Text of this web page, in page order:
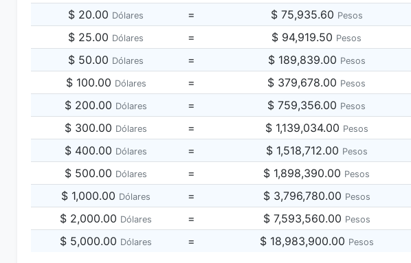
$ 20.00 Dólares = $ 75,935.60 Pesos
$ 25.00 Dólares = $ 94,919.50 Pesos
$ 50.00 Dólares = $ 189,839.00 Pesos
$ 100.00 Dólares = $ 379,678.00 Pesos
$ 200.00 Dólares = $ 759,356.00 Pesos
$ 300.00 Dólares = $ 1,139,034.00 Pesos
$ 400.00 Dólares = $ 1,518,712.00 Pesos
$ 500.00 Dólares = $ 1,898,390.00 Pesos
$ 1,000.00 Dólares = $ 3,796,780.00 Pesos
$ 2,000.00 Dólares = $ 7,593,560.00 Pesos
$ 5,000.00 Dólares = $ 18,983,900.00 Pesos